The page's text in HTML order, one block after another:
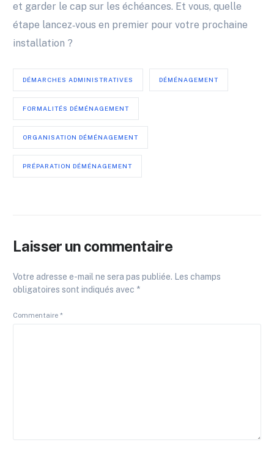
et garder le cap sur les échéances. Et vous, quelle
étape lancez‑vous en premier pour votre prochaine
installation ?
DÉMARCHES ADMINISTRATIVES DÉMÉNAGEMENT
FORMALITÉS DÉMÉNAGEMENT
ORGANISATION DÉMÉNAGEMENT
PRÉPARATION DÉMÉNAGEMENT
Laisser un commentaire
Votre adresse e-mail ne sera pas publiée. Les champs
obligatoires sont indiqués avec *
Commentaire*